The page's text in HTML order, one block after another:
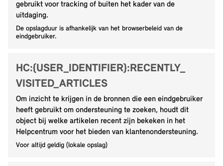
gebruikt voor tracking of buiten het kader van de
uitdaging.
De opslagduur is afhankelijk van het browserbeleid van de
eindgebruiker.
HC:{USER_IDENTIFIER}:RECENTLY_
VISITED_ARTICLES
Om inzicht te krijgen in de bronnen die een eindgebruiker
heeft gebruikt om ondersteuning te zoeken, houdt dit
object bij welke artikelen recent zijn bekeken in het
Helpcentrum voor het bieden van klantenondersteuning.
Voor altijd geldig (lokale opslag)